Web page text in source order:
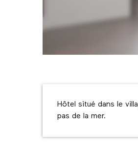
Hôtel situé dans le
pas de la mer.